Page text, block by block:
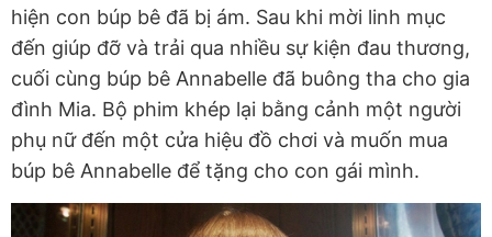
hiện con búp bê đã bị ám. Sau khi mời linh mục
đến giúp đỡ và trải qua nhiều sự kiện đau thương,
cuối cùng búp bê Annabelle đã buông tha cho gia
đình Mia. Bộ phim khép lại bằng cảnh một người
phụ nữ đến một cửa hiệu đồ chơi và muốn mua
búp bê Annabelle để tặng cho con gái mình.